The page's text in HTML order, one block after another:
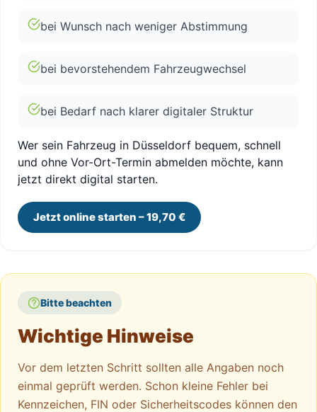
bei Wunsch nach weniger Abstimmung
bei bevorstehendem Fahrzeugwechsel
bei Bedarf nach klarer digitaler Struktur
Wer sein Fahrzeug in Düsseldorf bequem, schnell
und ohne Vor-Ort-Termin abmelden möchte, kann
jetzt direkt digital starten.
Jetzt online starten – 19,70 €
Bitte beachten
Wichtige Hinweise
Vor dem letzten Schritt sollten alle Angaben noch
einmal geprüft werden. Schon kleine Fehler bei
Kennzeichen, FIN oder Sicherheitscodes können den